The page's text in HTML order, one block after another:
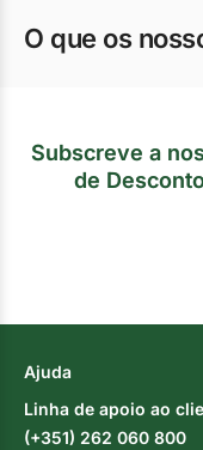
O que os
Subscreve a
de
Ajuda
Linha de apoio ao
(+351) 262 060 800